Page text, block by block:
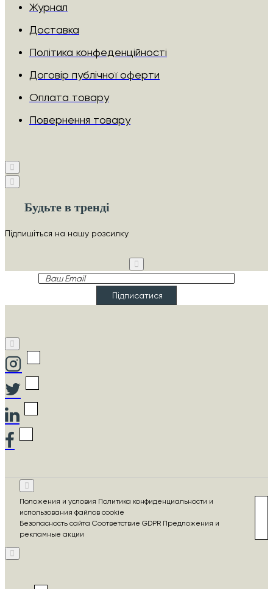
Журнал
Доставка
Політика конфеденційності
Договір публічної оферти
Оплата товару
Повернення товару
Будьте в тренді
Підпишіться на нашу розсилку
Ваш
Підписатися
Положения и условия Политика конфиденциальности и
использования файлов cookie
Безопасность сайта Соответствие GDPR Предложения и
рекламные акции